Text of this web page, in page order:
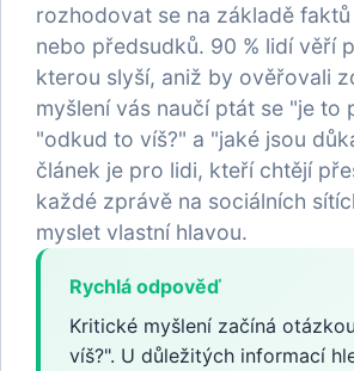
rozhodovat se na základě
nebo předsudků. 90 % lidí věří
kterou slyší, aniž by ověřovali
myšlení vás naučí ptát se "je to
"odkud to víš?" a "jaké jsou
článek je pro lidi, kteří chtějí
každé zprávě na sociálních
myslet vlastní hlavou.
Rychlá odpověď
Kritické myšlení začíná
víš?". U důležitých informací